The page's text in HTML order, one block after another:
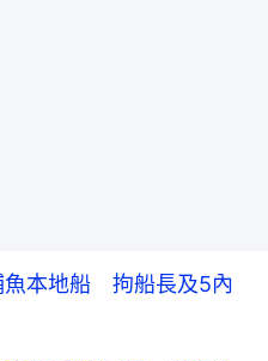
魚本地船 拘船長及5內